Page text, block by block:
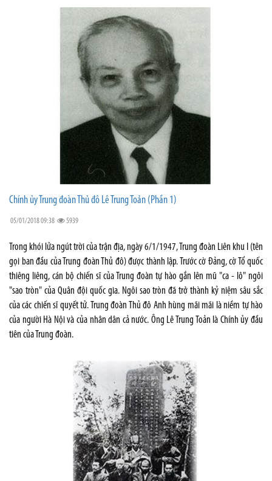
Chính ủy Trung đoàn Thủ đô Lê Trung Toản (Phần 1)
05/01/2018 09:38 5939
Trong khói lửa ngút trời của trận địa, ngày 6/1/1947, Trung đoàn Liên khu I (tên
gọi ban đầu của Trung đoàn Thủ đô) được thành lập. Trước cờ Đảng, cờ Tổ quốc
thiêng liêng, cán bộ chiến sĩ của Trung đoàn tự hào gắn lên mũ "ca - lô" ngôi
"sao tròn" của Quân đội quốc gia. Ngôi sao tròn đã trở thành kỷ niệm sâu sắc
của các chiến sĩ quyết tử. Trung đoàn Thủ đô Anh hùng mãi mãi là niềm tự hào
của người Hà Nội và của nhân dân cả nước. Ông Lê Trung Toản là Chính ủy đầu
tiên của Trung đoàn.